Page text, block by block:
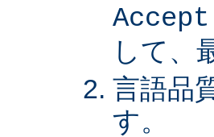
Accept
して、
言語品
す。